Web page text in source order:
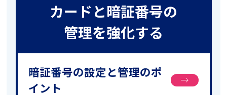
カードと暗証番号の
管理を強化する
暗証番号の設定と管理のポ
イント